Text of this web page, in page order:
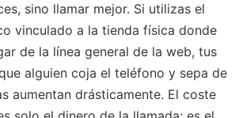
sino llamar mejor. Si utilizas el
vinculado a la tienda física donde
de la línea general de la web, tus
alguien coja el teléfono y sepa de
aumentan drásticamente. El coste